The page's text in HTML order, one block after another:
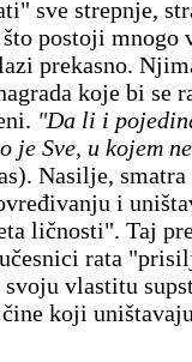
sve strepnje,
postoji
prekasno.
koje bi se
"Da li i
je Sve, u kojem
Nasilje, smatra
i
ličnosti". Taj
rata
svoju vlastitu
koji